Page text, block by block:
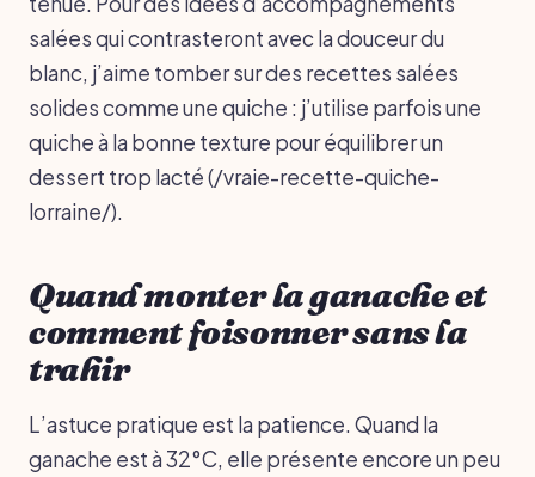
salées qui contrasteront avec la douceur du
blanc, j’aime tomber sur des recettes salées
solides comme une quiche : j’utilise parfois une
quiche à la bonne texture pour équilibrer un
dessert trop lacté (/vraie-recette-quiche-
lorraine/).
Quand monter la ganache et
comment foisonner sans la
trahir
L’astuce pratique est la patience. Quand la
ganache est à 32°C, elle présente encore un peu